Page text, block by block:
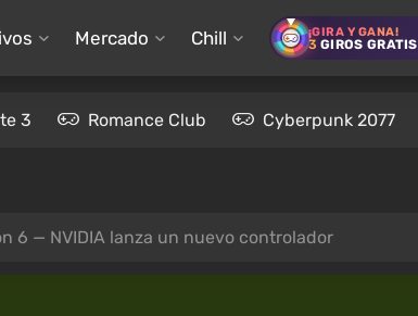
Mercado Chill ¡GIRA Y GANA!
3 GIROS GRATIS
3 Romance Club Cyberpunk 2077
6 — NVIDIA lanza un nuevo controlador